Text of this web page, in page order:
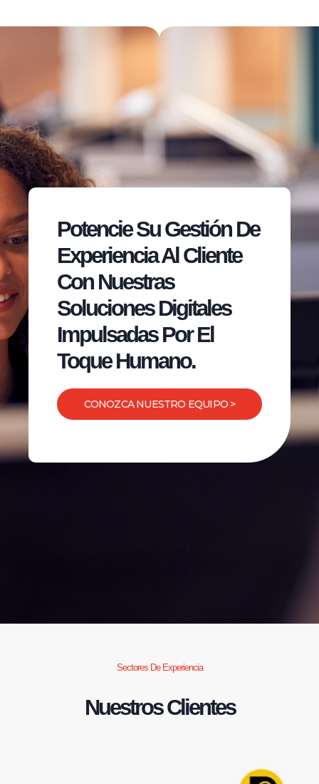
Potencie Su Gestión De
Experiencia Al Cliente
Con Nuestras
Soluciones Digitales
Impulsadas Por El
Toque Humano.
CONOZCA NUESTRO EQUIPO >
Sectores De Experiencia
Nuestros Clientes